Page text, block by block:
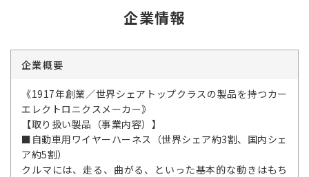
企業情報
企業概要
《1917年創業／世界シェアトップクラスの製品を持つカー
エレクトロニクスメーカー》
【取り扱い製品（事業内容）】
■自動車用ワイヤーハーネス（世界シェア約3割、国内シェ
ア約5割）
クルマには、走る、曲がる、といった基本的な動きはもち